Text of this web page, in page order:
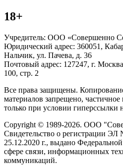
18+
Учредитель: ООО «Совершенно
Юридический адрес: 360051,
Нальчик, ул. Пачева, д. 36
Почтовый адрес: 127247, г.
100, стр. 2
Все права защищены.
материалов запрещено,
только при условии гиперссылки
Copyright © 1989-2026. ООО
Свидетельство о регистрации
25.12.2020 г., выдано
сфере связи, информационных
коммуникаций.